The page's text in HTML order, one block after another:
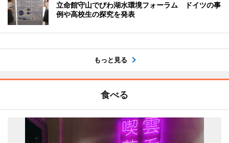
立命館守山でびわ湖水環境フォーラム ドイツの事
例や高校生の探究を発表
もっと見る
食べる